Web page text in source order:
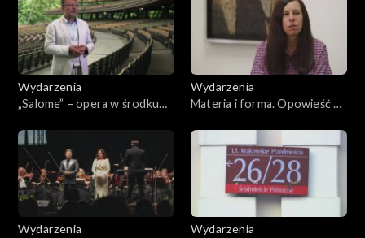
Wydarzenia
„Salome” – opera w środku
Wydarzenia
Materia i forma. Opowieść o
Wydarzenia
Wydarzenia